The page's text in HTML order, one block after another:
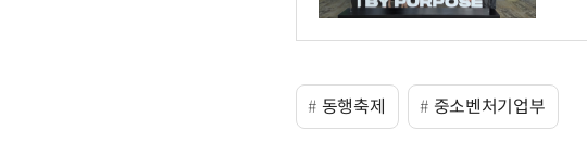
동행축제 중소벤처기업부